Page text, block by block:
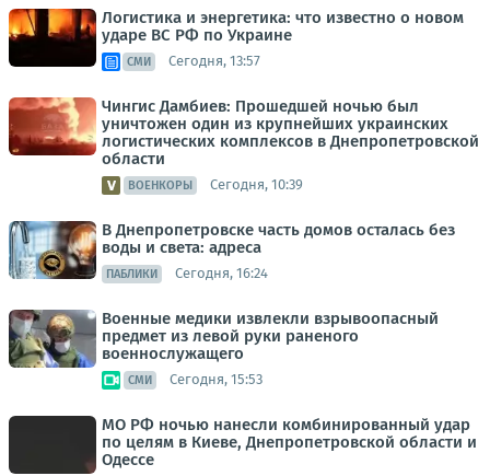
Логистика и энергетика: что известно о новом
ударе ВС РФ по Украине
СМИ Сегодня, 13:57
Чингис Дамбиев: Прошедшей ночью был
уничтожен один из крупнейших украинских
логистических комплексов в Днепропетровской
области
ВОЕНКОРЫ Сегодня, 10:39
В Днепропетровске часть домов осталась без
воды и света: адреса
ПАБЛИКИ Сегодня, 16:24
Военные медики извлекли взрывоопасный
предмет из левой руки раненого
военнослужащего
СМИ Сегодня, 15:53
МО РФ ночью нанесли комбинированный удар
по целям в Киеве, Днепропетровской области и
Одессе